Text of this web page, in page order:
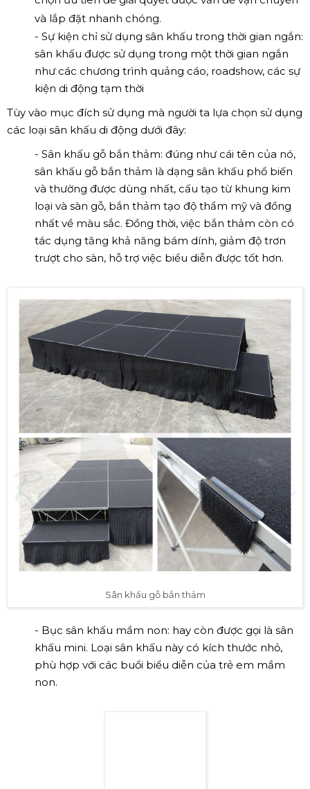
và lắp đặt nhanh chóng.
- Sự kiện chỉ sử dụng sân khấu trong thời gian ngắn:
sân khấu được sử dụng trong một thời gian ngắn
như các chương trình quảng cáo, roadshow, các sự
kiện di động tạm thời
Tùy vào mục đích sử dụng mà người ta lựa chọn sử dụng
các loại sân khấu di động dưới đây:
- Sân khấu gỗ bắn thảm: đúng như cái tên của nó,
sân khấu gỗ bắn thảm là dạng sân khấu phổ biến
và thường được dùng nhất, cấu tạo từ khung kim
loại và sàn gỗ, bắn thảm tạo độ thẩm mỹ và đồng
nhất về màu sắc. Đồng thời, việc bắn thảm còn có
tác dụng tăng khả năng bám dính, giảm độ trơn
trượt cho sàn, hỗ trợ việc biểu diễn được tốt hơn.
Sân khấu gỗ bắn thảm
- Bục sân khấu mầm non: hay còn được gọi là sân
khấu mini. Loại sân khấu này có kích thước nhỏ,
phù hợp với các buổi biểu diễn của trẻ em mầm
non.